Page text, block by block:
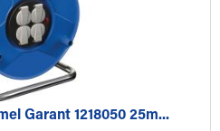
Garant 1218050 25m...